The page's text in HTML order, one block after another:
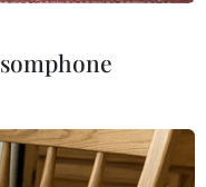
với
sắc